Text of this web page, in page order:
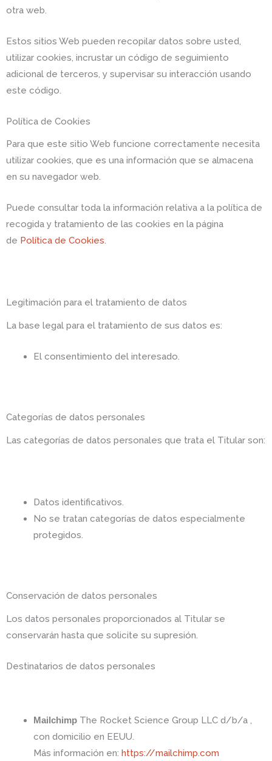
otra web.
Estos sitios Web pueden recopilar datos sobre usted,
utilizar cookies, incrustar un código de seguimiento
adicional de terceros, y supervisar su interacción usando
este código.
Política de Cookies
Para que este sitio Web funcione correctamente necesita
utilizar cookies, que es una información que se almacena
en su navegador web.
Puede consultar toda la información relativa a la política de
recogida y tratamiento de las cookies en la página
de Política de Cookies.
Legitimación para el tratamiento de datos
La base legal para el tratamiento de sus datos es:
El consentimiento del interesado.
Categorías de datos personales
Las categorías de datos personales que trata el Titular son:
Datos identificativos.
No se tratan categorías de datos especialmente
protegidos.
Conservación de datos personales
Los datos personales proporcionados al Titular se
conservarán hasta que solicite su supresión.
Destinatarios de datos personales
Mailchimp The Rocket Science Group LLC d/b/a ,
con domicilio en EEUU.
Más información en: https://mailchimp.com